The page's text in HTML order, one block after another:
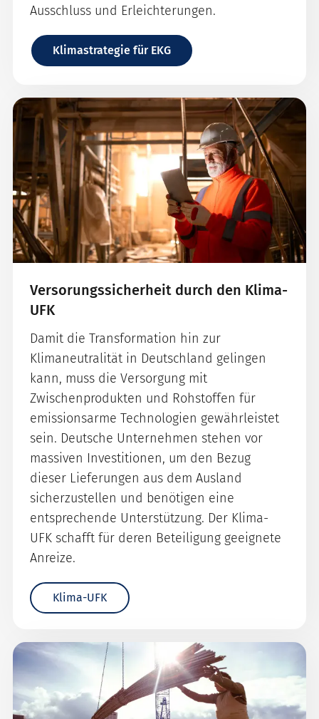
Ausschluss und Erleichterungen.
Klimastrategie für EKG
Versorungssicherheit durch den Klima-
UFK
Damit die Transformation hin zur
Klimaneutralität in Deutschland gelingen
kann, muss die Versorgung mit
Zwischenprodukten und Rohstoffen für
emissionsarme Technologien gewährleistet
sein. Deutsche Unternehmen stehen vor
massiven Investitionen, um den Bezug
dieser Lieferungen aus dem Ausland
sicherzustellen und benötigen eine
entsprechende Unterstützung. Der Klima-
UFK schafft für deren Beteiligung geeignete
Anreize.
Klima-UFK